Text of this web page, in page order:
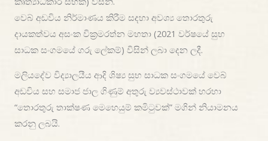
වෙබ් අඩවිය නිර්මාණය කිරීම සදහා අවශ්‍ය තොරතුරු
දායකත්වය අසංක වික්‍රමරත්න මහතා (2021 වර්ෂයේ සුභ
සාධක සංගමයේ ගරු ලේකම්) විසින් ලබා දෙන ලදී.
මලියදේව විද්‍යාලයීය ආදි ශිෂ්‍ය සුභ සාධක සංගමයේ වෙබ්
අඩවිය සහ සමාජ ජාල ගිණුම් අතුරු ව්‍යවස්ථාවක් හරහා
“තොරතුරු තාක්ෂණ මෙහෙයුම් කමිටුවක්” මගින් නියාමනය
කරනු ලබයි.